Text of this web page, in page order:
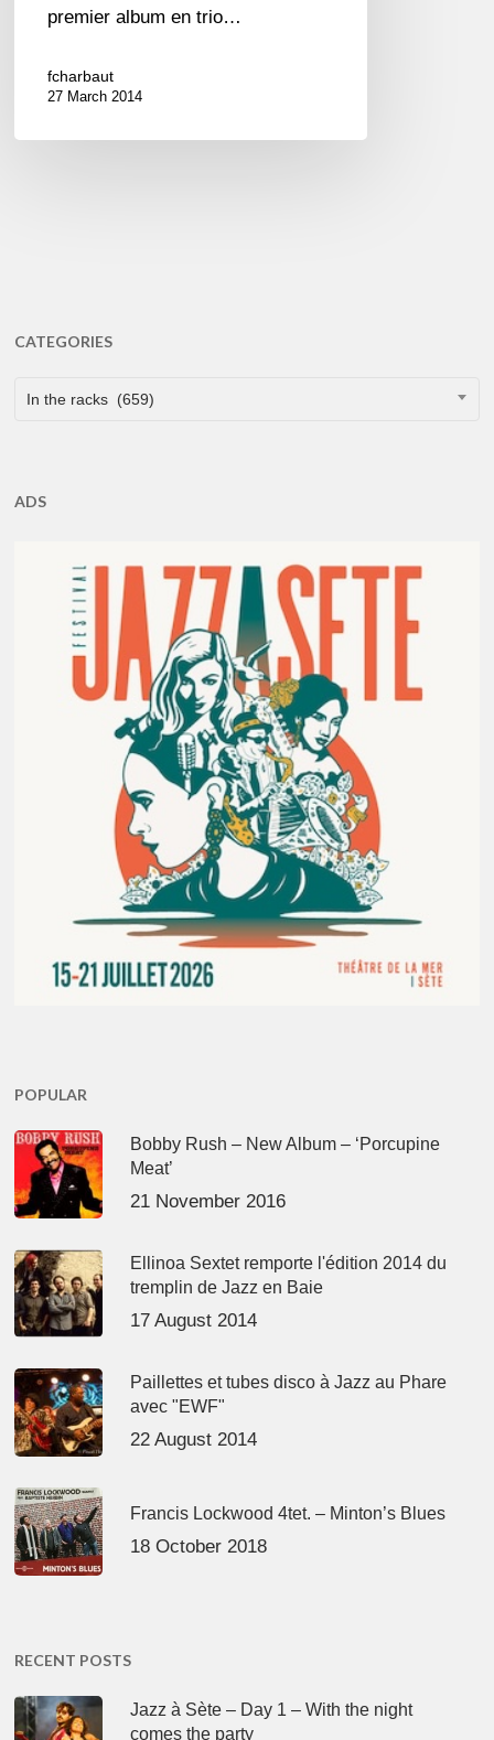
premier album en trio…
fcharbaut
27 March 2014
CATEGORIES
CATEGORIES
In the racks (659)
ADS
POPULAR
Bobby Rush – New Album – ‘Porcupine
Meat’
21 November 2016
Ellinoa Sextet remporte l'édition 2014 du
tremplin de Jazz en Baie
17 August 2014
Paillettes et tubes disco à Jazz au Phare
avec "EWF"
22 August 2014
Francis Lockwood 4tet. – Minton’s Blues
18 October 2018
RECENT POSTS
Jazz à Sète – Day 1 – With the night
comes the party